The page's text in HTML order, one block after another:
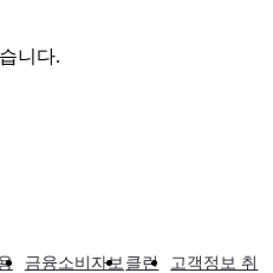
니다.
금융소비자보 클린
고객정보 취